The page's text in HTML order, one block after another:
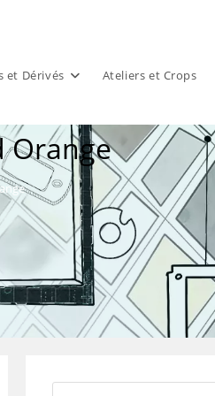
et Dérivés Ateliers et Crops
Orange